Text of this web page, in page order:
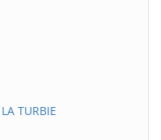
TURBIE